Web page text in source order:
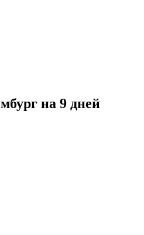
на 9 дней